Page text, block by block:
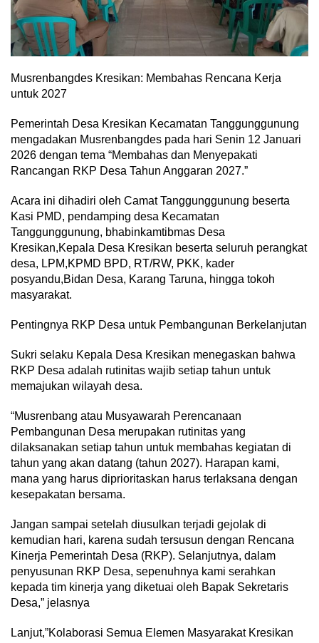
Musrenbangdes Kresikan: Membahas Rencana Kerja
untuk 2027
Pemerintah Desa Kresikan Kecamatan Tanggunggunung
mengadakan Musrenbangdes pada hari Senin 12 Januari
2026 dengan tema “Membahas dan Menyepakati
Rancangan RKP Desa Tahun Anggaran 2027.”
Acara ini dihadiri oleh Camat Tanggunggunung beserta
Kasi PMD, pendamping desa Kecamatan
Tanggunggunung, bhabinkamtibmas Desa
Kresikan,Kepala Desa Kresikan beserta seluruh perangkat
desa, LPM,KPMD BPD, RT/RW, PKK, kader
posyandu,Bidan Desa, Karang Taruna, hingga tokoh
masyarakat.
Pentingnya RKP Desa untuk Pembangunan Berkelanjutan
Sukri selaku Kepala Desa Kresikan menegaskan bahwa
RKP Desa adalah rutinitas wajib setiap tahun untuk
memajukan wilayah desa.
“Musrenbang atau Musyawarah Perencanaan
Pembangunan Desa merupakan rutinitas yang
dilaksanakan setiap tahun untuk membahas kegiatan di
tahun yang akan datang (tahun 2027). Harapan kami,
mana yang harus diprioritaskan harus terlaksana dengan
kesepakatan bersama.
Jangan sampai setelah diusulkan terjadi gejolak di
kemudian hari, karena sudah tersusun dengan Rencana
Kinerja Pemerintah Desa (RKP). Selanjutnya, dalam
penyusunan RKP Desa, sepenuhnya kami serahkan
kepada tim kinerja yang diketuai oleh Bapak Sekretaris
Desa,” jelasnya
Lanjut,”Kolaborasi Semua Elemen Masyarakat Kresikan